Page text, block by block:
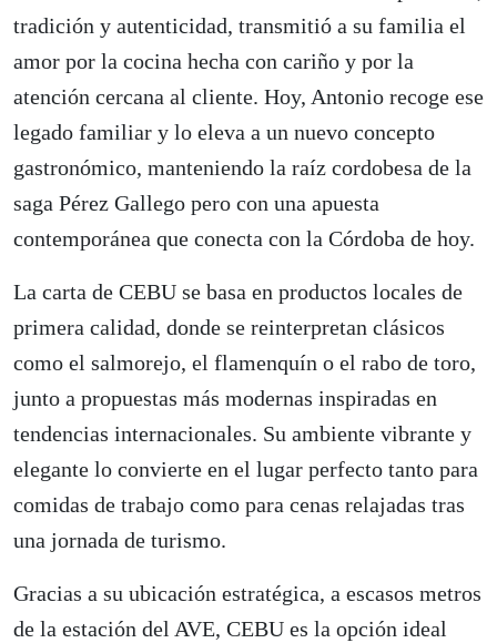
tradición y autenticidad, transmitió a su familia el
amor por la cocina hecha con cariño y por la
atención cercana al cliente. Hoy, Antonio recoge ese
legado familiar y lo eleva a un nuevo concepto
gastronómico, manteniendo la raíz cordobesa de la
saga Pérez Gallego pero con una apuesta
contemporánea que conecta con la Córdoba de hoy.
La carta de CEBU se basa en productos locales de
primera calidad, donde se reinterpretan clásicos
como el salmorejo, el flamenquín o el rabo de toro,
junto a propuestas más modernas inspiradas en
tendencias internacionales. Su ambiente vibrante y
elegante lo convierte en el lugar perfecto tanto para
comidas de trabajo como para cenas relajadas tras
una jornada de turismo.
Gracias a su ubicación estratégica, a escasos metros
de la estación del AVE, CEBU es la opción ideal